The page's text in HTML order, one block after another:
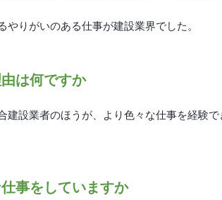
やりがいのある仕事が建設業界でした。
は何ですか
建設業者のほうが、より色々な仕事を経験
事をしていますか